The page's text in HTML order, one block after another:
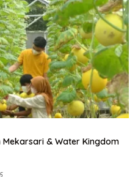
& Water Kingdom